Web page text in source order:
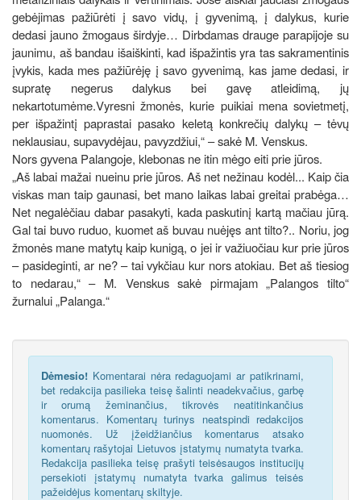
gebėjimas pažiūrėti į savo vidų, į gyvenimą, į dalykus, kurie
dedasi jauno žmogaus širdyje… Dirbdamas drauge parapijoje su
jaunimu, aš bandau išaiškinti, kad išpažintis yra tas sakramentinis
įvykis, kada mes pažiūrėję į savo gyvenimą, kas jame dedasi, ir
supratę negerus dalykus bei gavę atleidimą, jų
nekartotumėme.Vyresni žmonės, kurie puikiai mena sovietmetį,
per išpažintį paprastai pasako keletą konkrečių dalykų – tėvų
neklausiau, supavydėjau, pavyzdžiui,“ – sakė M. Venskus.
Nors gyvena Palangoje, klebonas ne itin mėgo eiti prie jūros.
„Aš labai mažai nueinu prie jūros. Aš net nežinau kodėl... Kaip čia
viskas man taip gaunasi, bet mano laikas labai greitai prabėga…
Net negalėčiau dabar pasakyti, kada paskutinį kartą mačiau jūrą.
Gal tai buvo ruduo, kuomet aš buvau nuėjęs ant tilto?.. Noriu, jog
žmonės mane matytų kaip kunigą, o jei ir važiuočiau kur prie jūros
– pasideginti, ar ne? – tai vykčiau kur nors atokiau. Bet aš tiesiog
to nedarau,“ – M. Venskus sakė pirmajam „Palangos tilto“
žurnalui „Palanga.“
Dėmesio! Komentarai nėra redaguojami ar patikrinami,
bet redakcija pasilieka teisę šalinti neadekvačius, garbę
ir orumą žeminančius, tikrovės neatitinkančius
komentarus. Komentarų turinys neatspindi redakcijos
nuomonės. Už įžeidžiančius komentarus atsako
komentarų rašytojai Lietuvos įstatymų numatyta tvarka.
Redakcija pasilieka teisę prašyti teisėsaugos institucijų
persekioti įstatymų numatyta tvarka galimus teisės
pažeidėjus komentarų skiltyje.